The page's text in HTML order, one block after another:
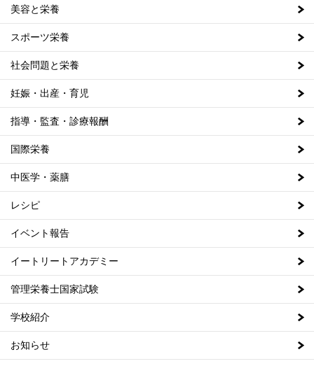
美容と栄養
スポーツ栄養
社会問題と栄養
妊娠・出産・育児
指導・監査・診療報酬
国際栄養
中医学・薬膳
レシピ
イベント報告
イートリートアカデミー
管理栄養士国家試験
学校紹介
お知らせ